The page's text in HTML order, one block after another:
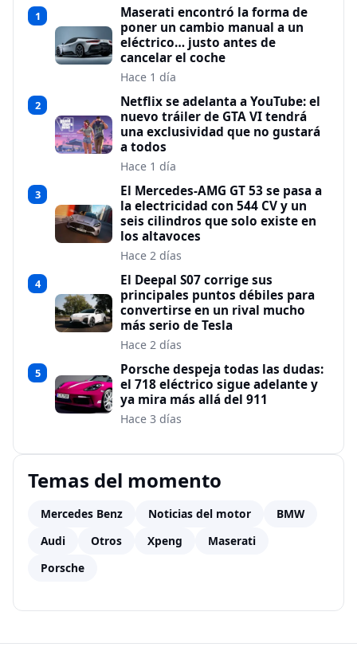
1
Maserati encontró la forma de
poner un cambio manual a un
eléctrico… justo antes de
cancelar el coche
Hace 1 día
2
Netflix se adelanta a YouTube: el
nuevo tráiler de GTA VI tendrá
una exclusividad que no gustará
a todos
Hace 1 día
3
El Mercedes-AMG GT 53 se pasa a
la electricidad con 544 CV y un
seis cilindros que solo existe en
los altavoces
Hace 2 días
4
El Deepal S07 corrige sus
principales puntos débiles para
convertirse en un rival mucho
más serio de Tesla
Hace 2 días
5
Porsche despeja todas las dudas:
el 718 eléctrico sigue adelante y
ya mira más allá del 911
Hace 3 días
Temas del momento
Mercedes Benz Noticias del motor
BMW
Audi
Otros Xpeng
Maserati
Porsche